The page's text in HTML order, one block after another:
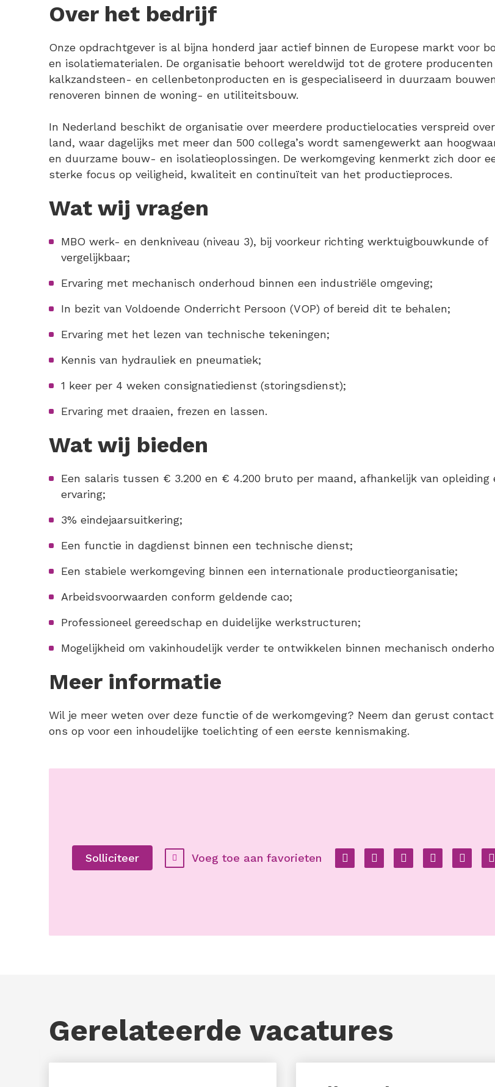
Over het bedrijf
Onze opdrachtgever is al bijna honderd jaar actief binnen de Europese markt voor
en isolatiematerialen. De organisatie behoort wereldwijd tot de grotere producenten
kalkzandsteen- en cellenbetonproducten en is gespecialiseerd in duurzaam
renoveren binnen de woning- en utiliteitsbouw.
In Nederland beschikt de organisatie over meerdere productielocaties verspreid
land, waar dagelijks met meer dan 500 collega’s wordt samengewerkt aan
en duurzame bouw- en isolatieoplossingen. De werkomgeving kenmerkt zich door
sterke focus op veiligheid, kwaliteit en continuïteit van het productieproces.
Wat wij vragen
MBO werk- en denkniveau (niveau 3), bij voorkeur richting werktuigbouwkunde of
vergelijkbaar;
Ervaring met mechanisch onderhoud binnen een industriële omgeving;
In bezit van Voldoende Onderricht Persoon (VOP) of bereid dit te behalen;
Ervaring met het lezen van technische tekeningen;
Kennis van hydrauliek en pneumatiek;
1 keer per 4 weken consignatiedienst (storingsdienst);
Ervaring met draaien, frezen en lassen.
Wat wij bieden
Een salaris tussen € 3.200 en € 4.200 bruto per maand, afhankelijk van opleiding
ervaring;
3% eindejaarsuitkering;
Een functie in dagdienst binnen een technische dienst;
Een stabiele werkomgeving binnen een internationale productieorganisatie;
Arbeidsvoorwaarden conform geldende cao;
Professioneel gereedschap en duidelijke werkstructuren;
Mogelijkheid om vakinhoudelijk verder te ontwikkelen binnen mechanisch
Meer informatie
Wil je meer weten over deze functie of de werkomgeving? Neem dan gerust
ons op voor een inhoudelijke toelichting of een eerste kennismaking.
Facebook
Twitter LinkedInPinterest
Solliciteer Voeg toe aan favorieten
Gerelateerde vacatures